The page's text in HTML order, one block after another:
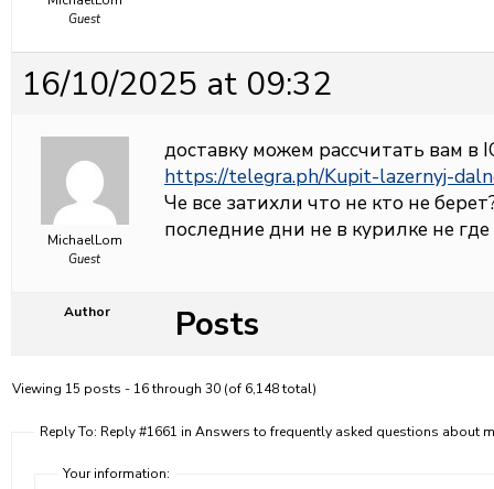
Guest
16/10/2025 at 09:32
MichaelLom
Guest
доставку можем рассчитать вам в
https://telegra.ph/Kupit-lazernyj-
Че все затихли что не кто не
последние дни не в курилке не
Author Posts
Viewing 15 posts - 16 through 30 (of 6,148 total)
Reply To: Reply #1661 in Answers to frequently asked questions about
Your information: